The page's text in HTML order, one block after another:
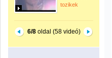
tozikek
6/8oldal (58 videó)